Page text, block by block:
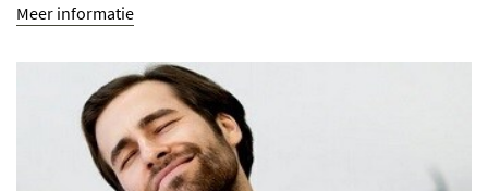
Meer informatie